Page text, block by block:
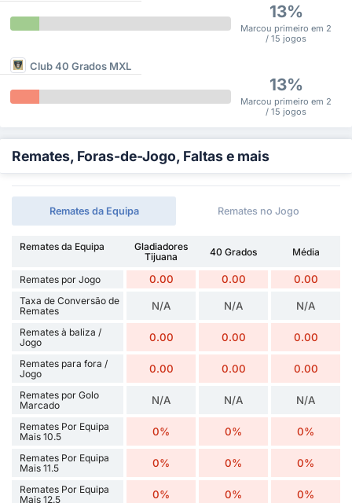
13%
Marcou primeiro em 2
/ 15 jogos
Club 40 Grados MXL
13%
Marcou primeiro em 2
/ 15 jogos
Remates, Foras-de-Jogo, Faltas e mais
Remates da Equipa Remates no Jogo
Remates da Equipa
Gladiadores
Tijuana
40 Grados Média
Remates por Jogo 0.00 0.00 0.00
Taxa de Conversão de
Remates
N/A N/A N/A
Remates à baliza /
Jogo
0.00 0.00 0.00
Remates para fora /
Jogo
0.00 0.00 0.00
Remates por Golo
Marcado
N/A N/A N/A
Remates Por Equipa
Mais 10.5
0% 0% 0%
Remates Por Equipa
Mais 11.5
0% 0% 0%
Remates Por Equipa
Mais 12.5
0% 0% 0%